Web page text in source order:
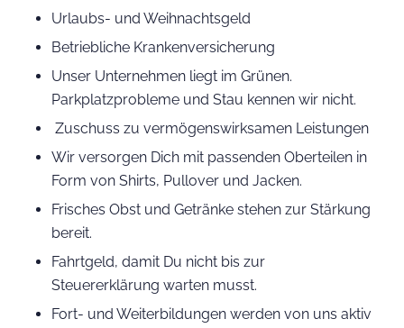
Urlaubs- und Weihnachtsgeld
Betriebliche Krankenversicherung
Unser Unternehmen liegt im Grünen.
Parkplatzprobleme und Stau kennen wir nicht.
Zuschuss zu vermögenswirksamen Leistungen
Wir versorgen Dich mit passenden Oberteilen in
Form von Shirts, Pullover und Jacken.
Frisches Obst und Getränke stehen zur Stärkung
bereit.
Fahrtgeld, damit Du nicht bis zur
Steuererklärung warten musst.
Fort- und Weiterbildungen werden von uns aktiv